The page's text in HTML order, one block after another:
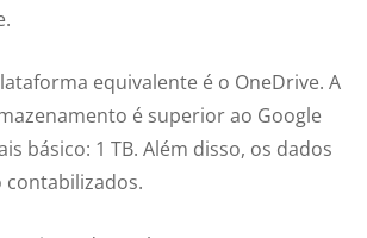
equivalente é o OneDrive. A
é superior ao Google
básico: 1 TB. Além disso, os dados
contabilizados.